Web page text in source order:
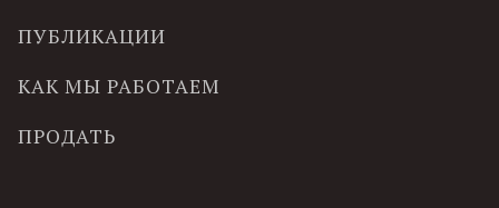
ПУБЛИКАЦИИ
КАК МЫ РАБОТАЕМ
ПРОДАТЬ